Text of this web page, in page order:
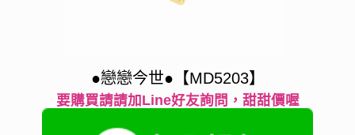
●戀戀今世●【MD5203】
要購買請請加Line好友詢問，甜甜價喔